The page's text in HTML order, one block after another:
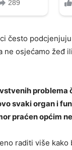
često
osjećamo žeđ
problema
svaki organ i
praćen općim
raditi više kako